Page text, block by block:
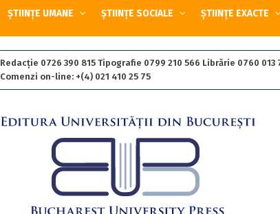
ȘTIINȚE UMANE ȘTIINȚE SOCIALE ȘTIINȚE EXACTE
Redacție 0726 390 815 Tipografie 0799 210 566 Librărie 0760 013
Comenzi on-line: +(4) 021 410 25 75